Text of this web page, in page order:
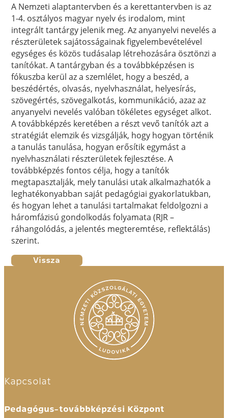
A Nemzeti alaptantervben és a kerettantervben is az
1-4. osztályos magyar nyelv és irodalom, mint
integrált tantárgy jelenik meg. Az anyanyelvi nevelés a
részterületek sajátosságainak figyelembevételével
egységes és közös tudásalap létrehozására ösztönzi a
tanítókat. A tantárgyban és a továbbképzésen is
fókuszba kerül az a szemlélet, hogy a beszéd, a
beszédértés, olvasás, nyelvhasználat, helyesírás,
szövegértés, szövegalkotás, kommunikáció, azaz az
anyanyelvi nevelés valóban tökéletes egységet alkot.
A továbbképzés keretében a részt vevő tanítók azt a
stratégiát elemzik és vizsgálják, hogy hogyan történik
a tanulás tanulása, hogyan erősítik egymást a
nyelvhasználati részterületek fejlesztése. A
továbbképzés fontos célja, hogy a tanítók
megtapasztalják, mely tanulási utak alkalmazhatók a
leghatékonyabban saját pedagógiai gyakorlatukban,
és hogyan lehet a tanulási tartalmakat feldolgozni a
háromfázisú gondolkodás folyamata (RJR –
ráhangolódás, a jelentés megteremtése, reflektálás)
szerint.
Vissza
Kapcsolat
Pedagógus-továbbképzési Központ